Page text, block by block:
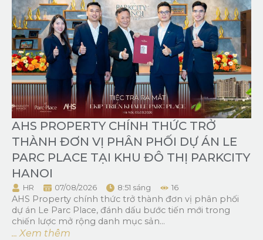
AHS PROPERTY CHÍNH THỨC TRỞ
THÀNH ĐƠN VỊ PHÂN PHỐI DỰ ÁN LE
PARC PLACE TẠI KHU ĐÔ THỊ PARKCITY
HANOI
HR 07/08/2026 8:51 sáng 16
AHS Property chính thức trở thành đơn vị phân phối
dự án Le Parc Place, đánh dấu bước tiến mới trong
chiến lược mở rộng danh mục sản...
... Xem thêm